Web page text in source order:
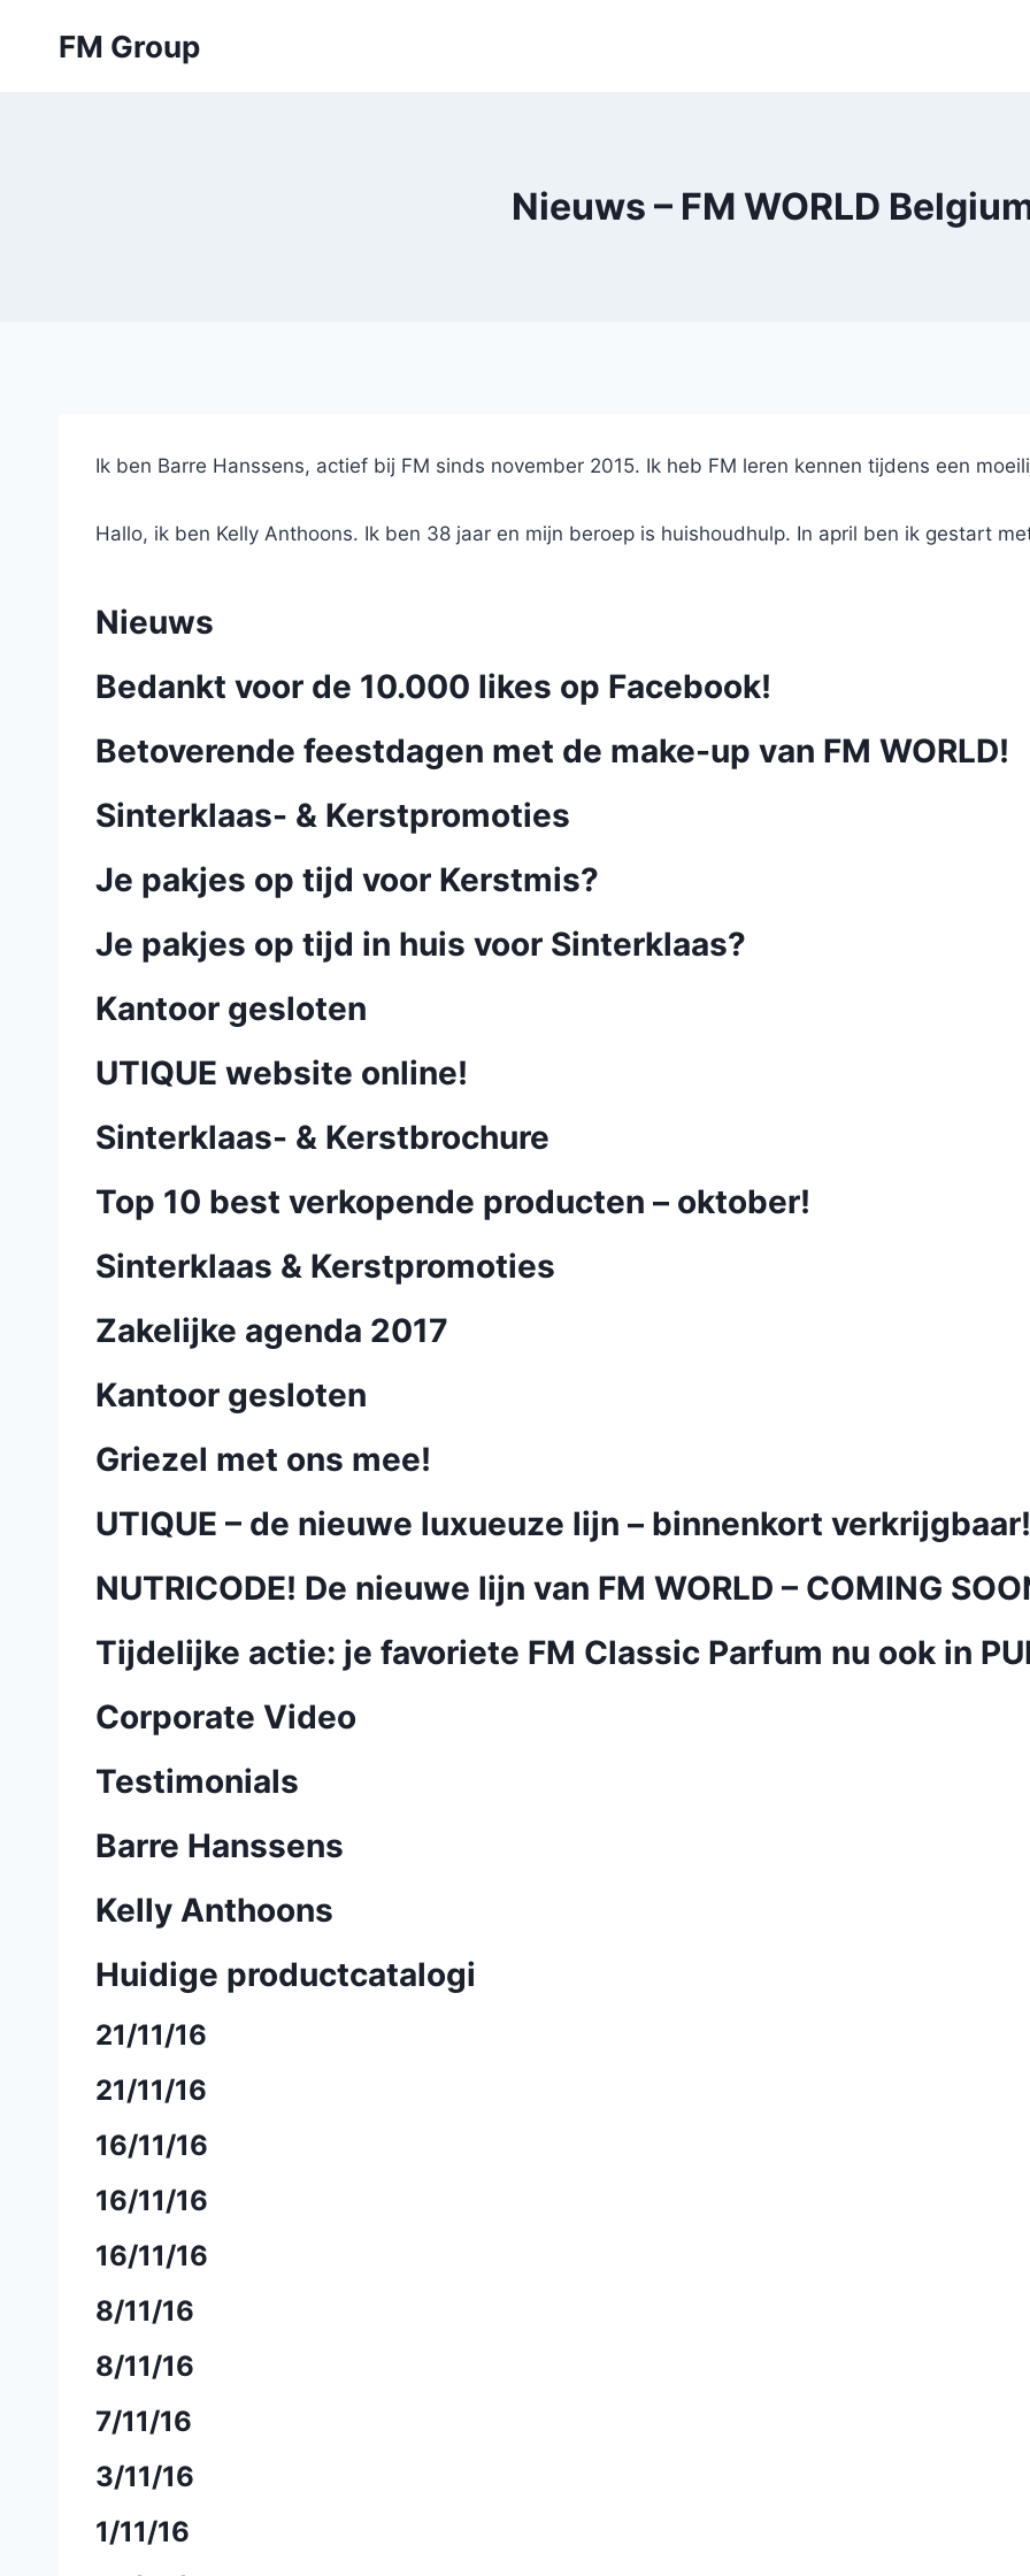
FM Group
Nieuws – FM WORLD
Ik ben Barre Hanssens, actief bij FM sinds november 2015. Ik heb FM leren kennen tijdens een
Hallo, ik ben Kelly Anthoons. Ik ben 38 jaar en mijn beroep is huishoudhulp. In april ben ik gestart
Nieuws
Bedankt voor de 10.000 likes op Facebook!
Betoverende feestdagen met de make-up van FM WORLD!
Sinterklaas- & Kerstpromoties
Je pakjes op tijd voor Kerstmis?
Je pakjes op tijd in huis voor Sinterklaas?
Kantoor gesloten
UTIQUE website online!
Sinterklaas- & Kerstbrochure
Top 10 best verkopende producten – oktober!
Sinterklaas & Kerstpromoties
Zakelijke agenda 2017
Kantoor gesloten
Griezel met ons mee!
UTIQUE – de nieuwe luxueuze lijn – binnenkort verkrijgbaar!
NUTRICODE! De nieuwe lijn van FM WORLD – COMING
Tijdelijke actie: je favoriete FM Classic Parfum nu ook in
Corporate Video
Testimonials
Barre Hanssens
Kelly Anthoons
Huidige productcatalogi
21/11/16
21/11/16
16/11/16
16/11/16
16/11/16
8/11/16
8/11/16
7/11/16
3/11/16
1/11/16